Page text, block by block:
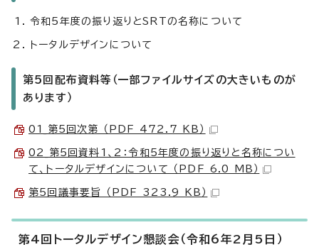
令和5年度の振り返りとSRTの名称について
トータルデザインについて
第5回配布資料等（一部ファイルサイズの大きいものが
あります）
01_第5回次第 （PDF 472.7 KB）
02_第5回資料1、2：令和5年度の振り返りと名称につい
て、トータルデザインについて （PDF 6.0 MB）
第5回議事要旨 （PDF 323.9 KB）
第4回トータルデザイン懇談会（令和6年2月5日）